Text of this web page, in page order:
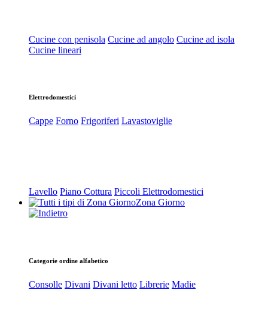
Cucine con penisola Cucine ad angolo Cucine ad isola
Cucine lineari
Elettrodomestici
Cappe Forno Frigoriferi Lavastoviglie
Lavello Piano Cottura Piccoli Elettrodomestici
Zona Giorno
Categorie ordine alfabetico
Consolle Divani Divani letto Librerie Madie